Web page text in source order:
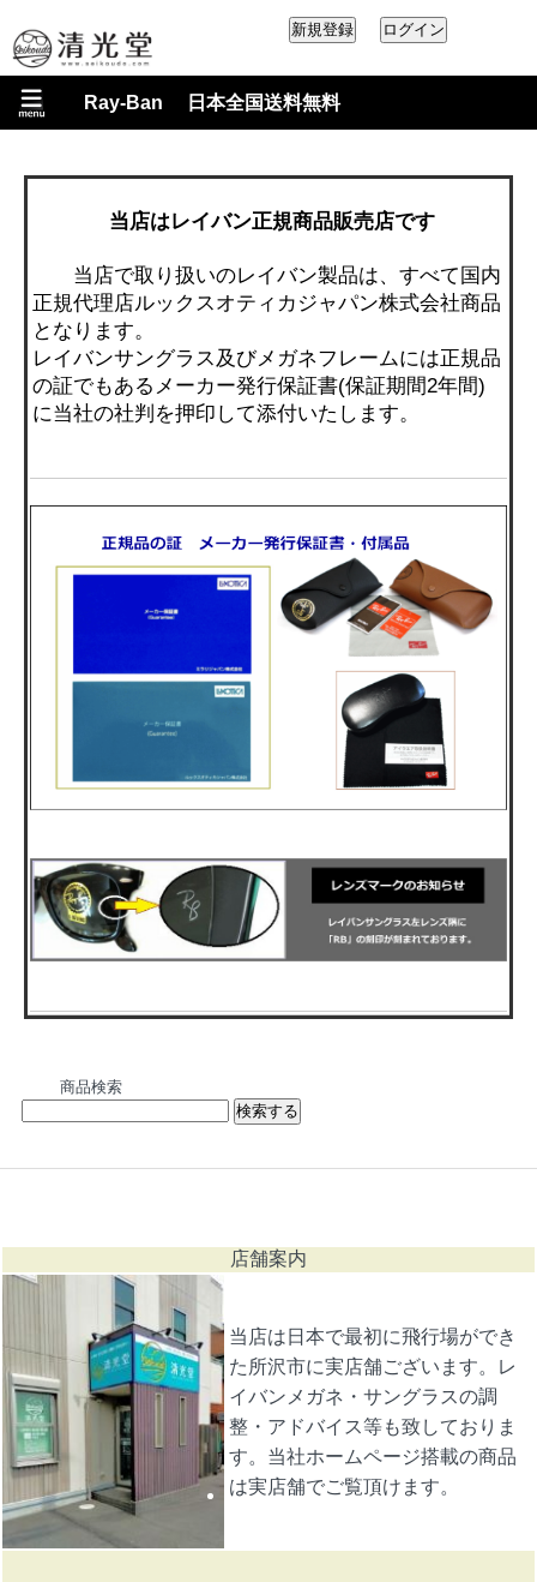
Ray-Ban 日本全国送料無料
当店はレイバン正規商品販売店です
当店で取り扱いのレイバン製品は、すべて国内
正規代理店ルックスオティカジャパン株式会社商品
となります。
レイバンサングラス及びメガネフレームには正規品
の証でもあるメーカー発行保証書(保証期間2年間)
に当社の社判を押印して添付いたします。
商品検索
店舗案内
当店は日本で最初に飛行場ができ
た所沢市に実店舗ございます。レ
イバンメガネ・サングラスの調
整・アドバイス等も致しておりま
す。当社ホームページ搭載の商品
は実店舗でご覧頂けます。